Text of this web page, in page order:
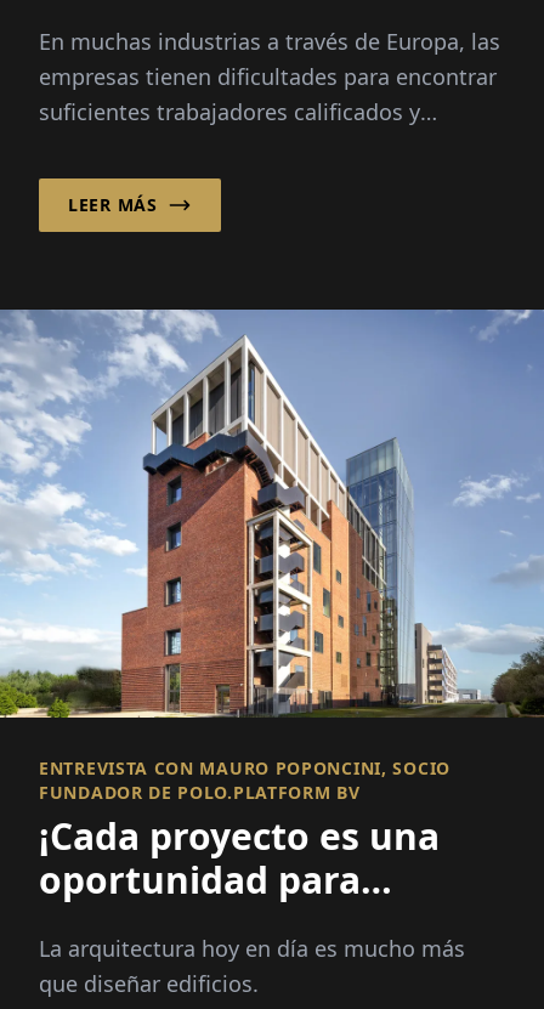
En muchas industrias a través de Europa, las
empresas tienen dificultades para encontrar
suficientes trabajadores calificados y
demográfico y...
LEER MÁS
ENTREVISTA CON MAURO POPONCINI, SOCIO
FUNDADOR DE POLO.PLATFORM BV
¡Cada proyecto es una
oportunidad para
fortalecer una
La arquitectura hoy en día es mucho más
que diseñar edificios.